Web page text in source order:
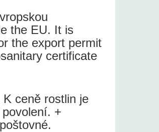
the EU. It is
the export permit
certificate
ceně rostlin je
+